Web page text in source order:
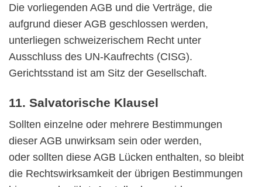
Die vorliegenden AGB und die Verträge, die
aufgrund dieser AGB geschlossen werden,
unterliegen schweizerischem Recht unter
Ausschluss des UN-Kaufrechts (CISG).
Gerichtsstand ist am Sitz der Gesellschaft.
11. Salvatorische Klausel
Sollten einzelne oder mehrere Bestimmungen
dieser AGB unwirksam sein oder werden,
oder sollten diese AGB Lücken enthalten, so bleibt
die Rechtswirksamkeit der übrigen Bestimmungen